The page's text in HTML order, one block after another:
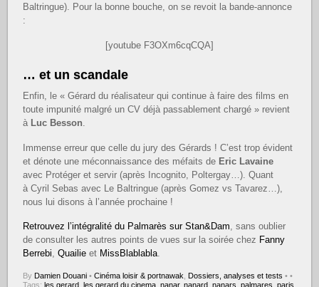
Baltringue). Pour la bonne bouche, on se revoit la bande-annonce
:
[youtube F3OXm6cqCQA]
… et un scandale
Enfin, le « Gérard du réalisateur qui continue à faire des films en
toute impunité malgré un CV déjà passablement chargé » revient
à Luc Besson.
Immense erreur que celle du jury des Gérards ! C’est trop évident
et dénote une méconnaissance des méfaits de Eric Lavaine
avec Protéger et servir (après Incognito, Poltergay…). Quant
à Cyril Sebas avec Le Baltringue (après Gomez vs Tavarez…),
nous lui disons à l’année prochaine !
Retrouvez l’intégralité du Palmarès sur Stan&Dam, sans oublier
de consulter les autres points de vues sur la soirée chez Fanny
Berrebi,Quailie et MissBlablabla.
By Damien Douani • Cinéma loisir & portnawak Dossiers, analyses et tests • •
Tags:les gerard ,les gerard du cinema ,nanar,nanard ,nanars ,palmares ,paris